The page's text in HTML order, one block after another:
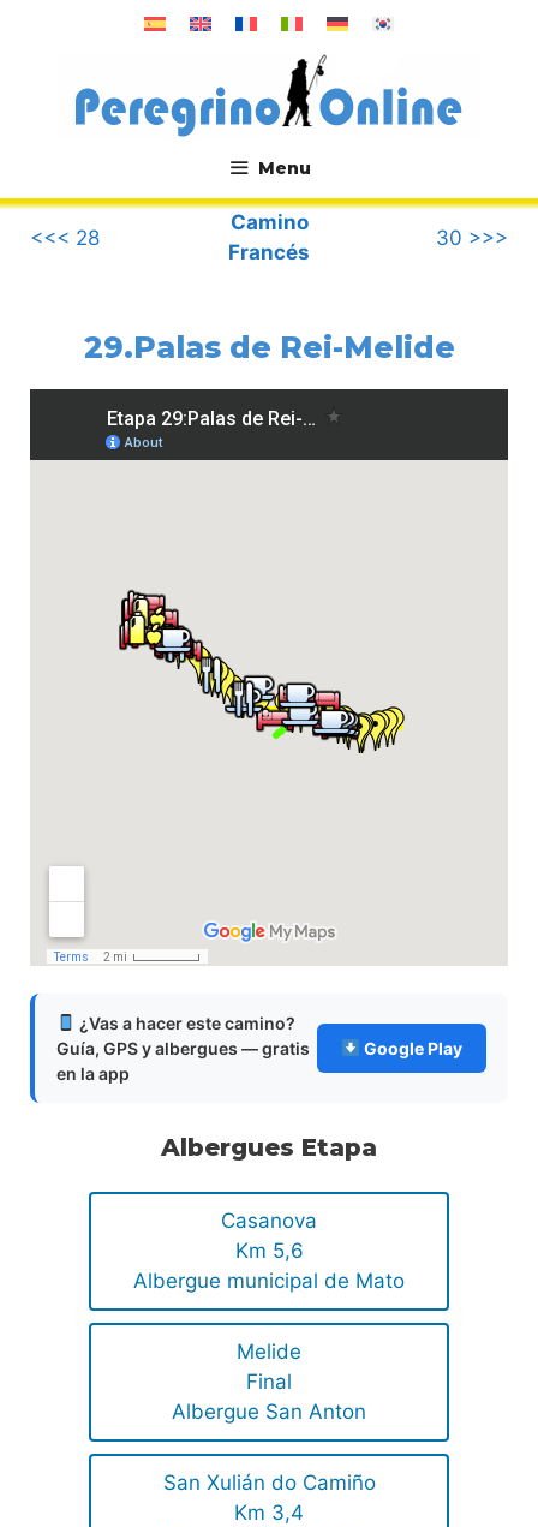
Menu
.
<<< 28
Camino
Francés
30 >>>
29.Palas de Rei-Melide
¿Vas a hacer este camino?
Guía, GPS y albergues — gratis
en la app
Google Play
Albergues Etapa
Casanova
Km 5,6
Albergue municipal de Mato
Melide
Final
Albergue San Anton
San Xulián do Camiño
Km 3,4